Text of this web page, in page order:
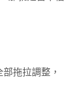
拖拉調整，